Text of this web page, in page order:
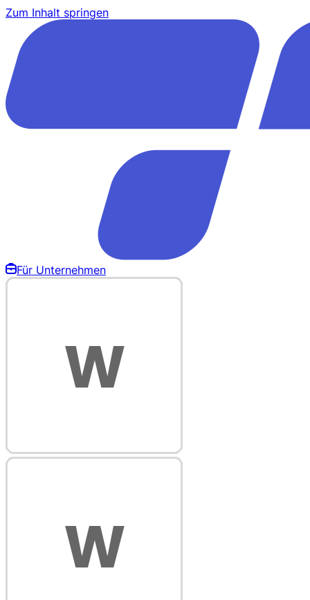
Zum Inhalt springen
Für Unternehmen